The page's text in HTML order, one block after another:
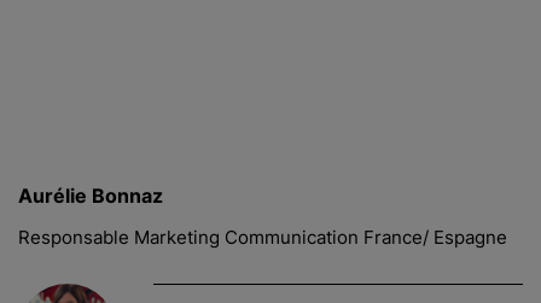
Aurélie Bonnaz
Responsable Marketing Communication France/ Espagne